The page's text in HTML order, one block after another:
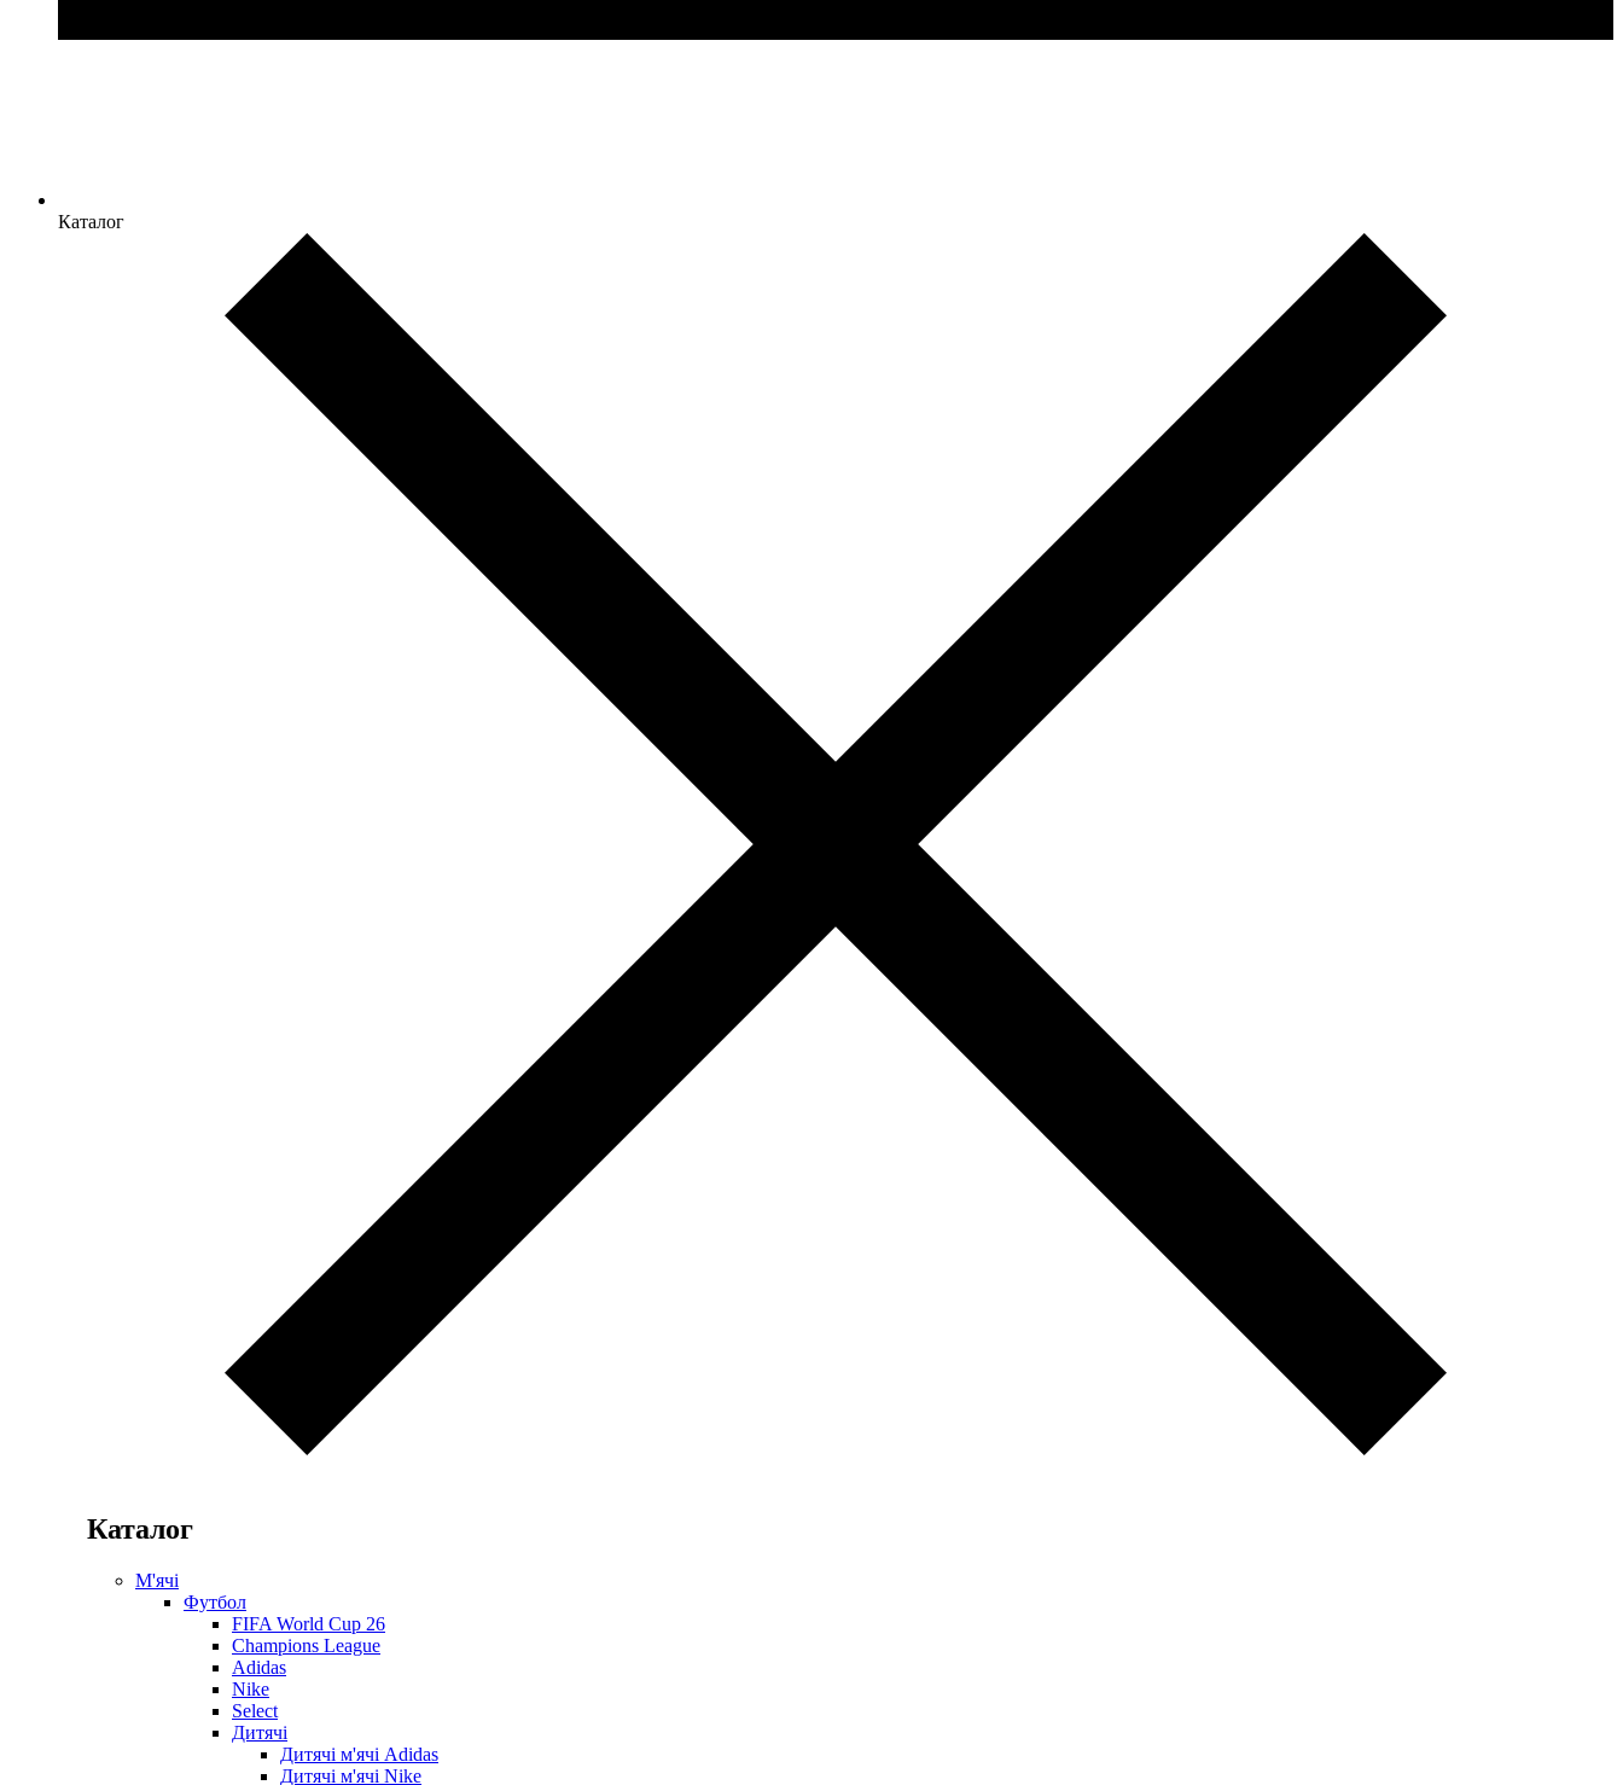
Каталог
Каталог
М'ячі
Футбол
FIFA World Cup 26
Champions League
Adidas
Nike
Select
Дитячі
Дитячі м'ячі Adidas
Дитячі м'ячі Nike